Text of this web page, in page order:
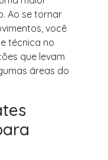
Ao se tornar
você
técnica no
que levam
áreas do